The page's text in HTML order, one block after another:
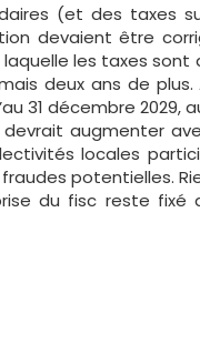
(et des taxes
devaient être
les taxes sont
deux ans de plus.
31 décembre 2029,
devrait augmenter
locales
potentielles.
du fisc reste fixé